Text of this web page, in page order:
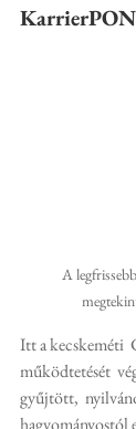
A
Itt a kecskeméti
működtetését
gyűjtött,
hagyományostól